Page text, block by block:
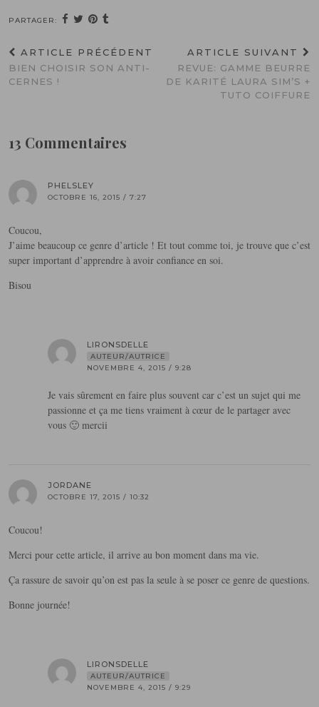
PARTAGER:
ARTICLE PRÉCÉDENT
BIEN CHOISIR SON ANTI-
CERNES !
ARTICLE SUIVANT
REVUE: GAMME BEURRE
DE KARITÉ LAURA SIM’S +
TUTO COIFFURE
13 Commentaires
PHELSLEY
OCTOBRE 16, 2015 / 7:27
Coucou,
J’aime beaucoup ce genre d’article ! Et tout comme toi, je trouve que c’est
super important d’apprendre à avoir confiance en soi.
Bisou
LIRONSDELLE
AUTEUR/AUTRICE
NOVEMBRE 4, 2015 / 9:28
Je vais sûrement en faire plus souvent car c’est un sujet qui me
passionne et ça me tiens vraiment à cœur de le partager avec
vous 🙂 mercii
JORDANE
OCTOBRE 17, 2015 / 10:32
Coucou!
Merci pour cette article, il arrive au bon moment dans ma vie.
Ça rassure de savoir qu’on est pas la seule à se poser ce genre de questions.
Bonne journée!
LIRONSDELLE
AUTEUR/AUTRICE
NOVEMBRE 4, 2015 / 9:29